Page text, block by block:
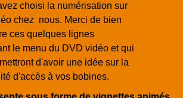
choisi la numérisation sur
chez nous. Merci de bien
ces quelques lignes
le menu du DVD vidéo et qui
d'avoir une idée sur la
d'accès à vos bobines.